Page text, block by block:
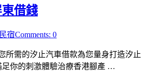
借錢
宿Comments: 0
所需的汐止汽車借款為您量身打造汐止
足你的刺激體驗治療香港腳產 …